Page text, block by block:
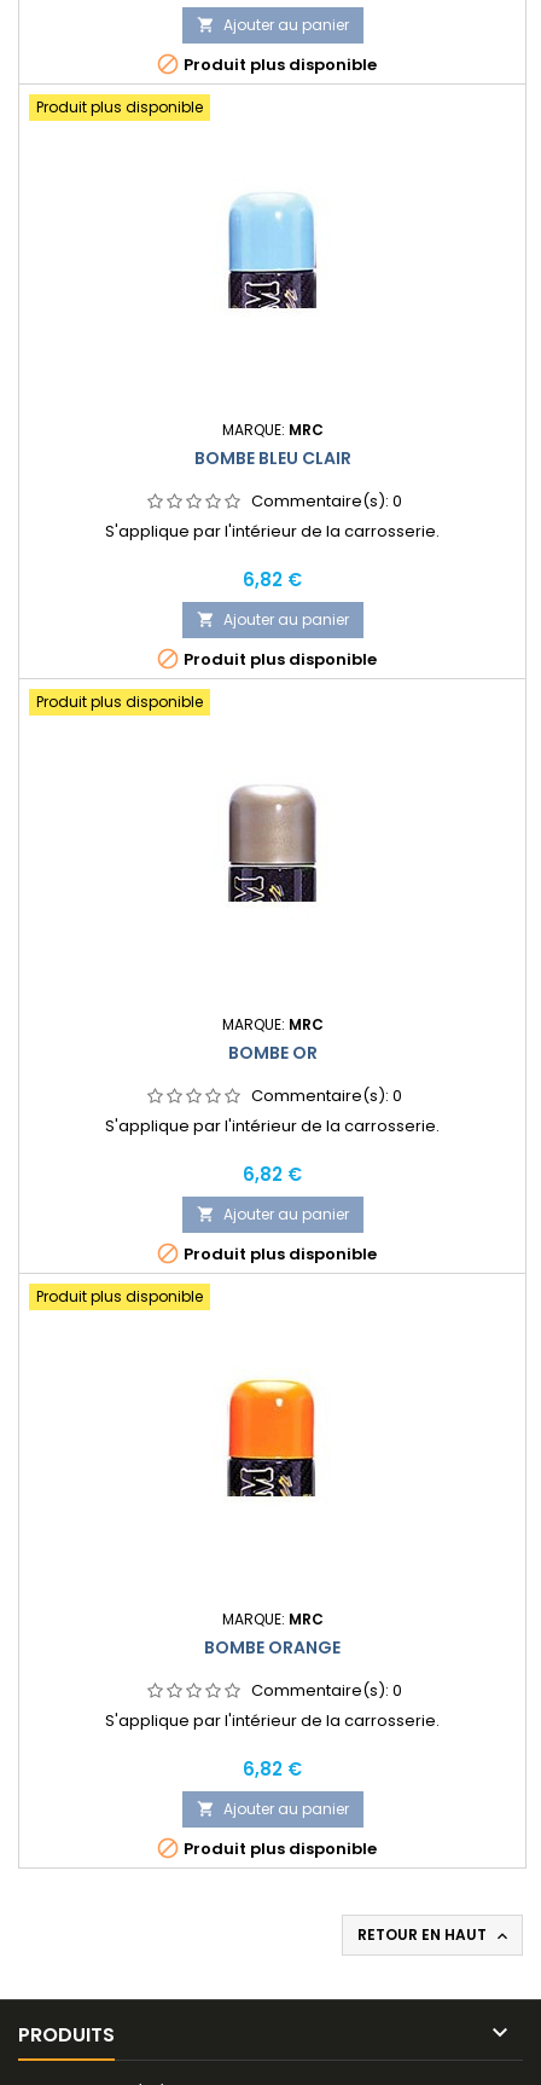
 Ajouter au panier
 Produit plus disponible
Produit plus disponible
MARQUE: MRC
BOMBE BLEU CLAIR
Commentaire(s): 0
S'applique par l'intérieur de la carrosserie.
Prix
6,82 €
 Ajouter au panier
 Produit plus disponible
Produit plus disponible
MARQUE: MRC
BOMBE OR
Commentaire(s): 0
S'applique par l'intérieur de la carrosserie.
Prix
6,82 €
 Ajouter au panier
 Produit plus disponible
Produit plus disponible
MARQUE: MRC
BOMBE ORANGE
Commentaire(s): 0
S'applique par l'intérieur de la carrosserie.
Prix
6,82 €
 Ajouter au panier
 Produit plus disponible
RETOUR EN HAUT 
PRODUITS 